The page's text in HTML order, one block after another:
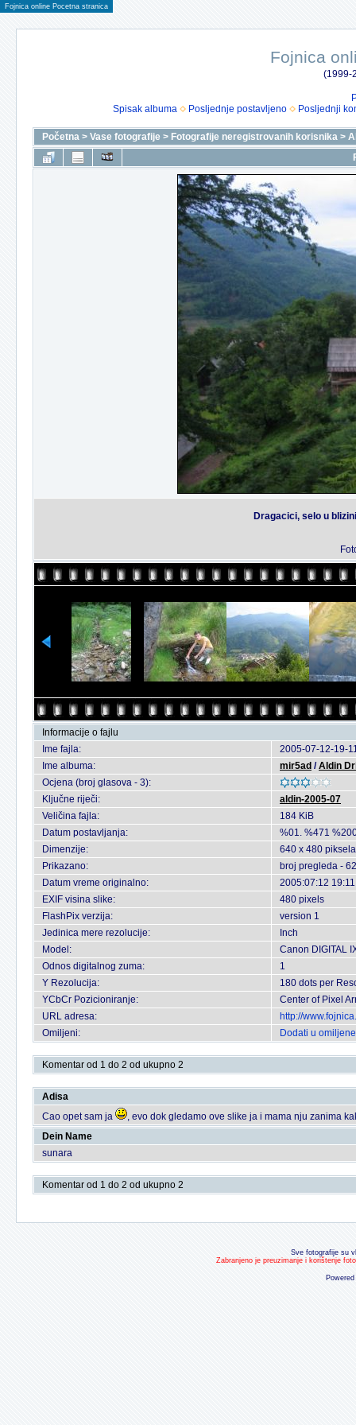
Fojnica online Pocetna stranica
Fojnica
(1999-
Spisak albuma
Posljednje postavljeno Posljednji
Početna > Vase fotografije > Fotografije neregistrovanih korisnika >
Dragacici, selo u
Informacije o fajlu
Ime fajla:
2005-07-12-19-
Ime albuma:
mir5ad /Aldin
Ocjena (broj glasova - 3):
Ključne riječi:
aldin-2005-07
Veličina fajla:
184 KiB
Datum postavljanja:
%01. %471
Dimenzije:
640 x 480 piksela
Prikazano:
broj pregleda -
Datum vreme originalno:
2005:07:12
EXIF visina slike:
480 pixels
FlashPix verzija:
version 1
Jedinica mere rezolucije:
Inch
Model:
Canon DIGITAL
Odnos digitalnog zuma:
1
Y Rezolucija:
180 dots per
YCbCr Pozicioniranje:
Center of Pixel
URL adresa:
http://
Omiljeni:
Dodati u omiljene
Komentar od 1 do 2 od ukupno 2
Adisa
Cao opet sam ja
, evo dok gledamo ove slike ja i mama nju zanima
Dein Name
sunara
Komentar od 1 do 2 od ukupno 2
Sve fotografije su
Zabranjeno je preuzimanje i korištenje